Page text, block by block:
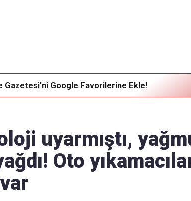
Gazetesi'ni Google Favorilerine Ekle!
uyarmıştı,
Oto